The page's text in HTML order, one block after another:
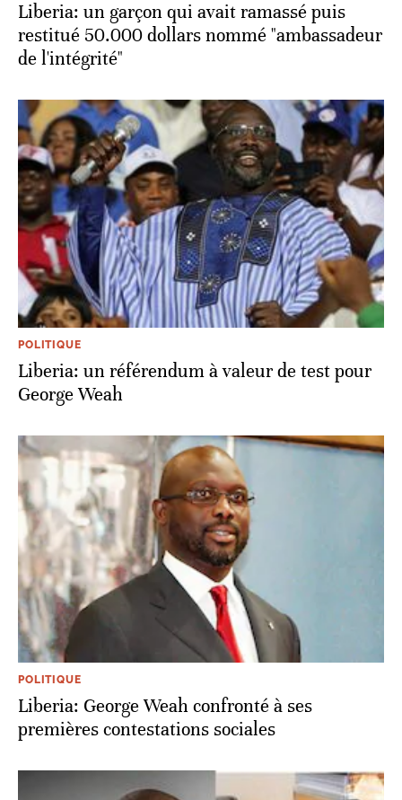
Liberia: un garçon qui avait ramassé puis
restitué 50.000 dollars nommé "ambassadeur
de l'intégrité"
POLITIQUE
Liberia: un référendum à valeur de test pour
George Weah
POLITIQUE
Liberia: George Weah confronté à ses
premières contestations sociales